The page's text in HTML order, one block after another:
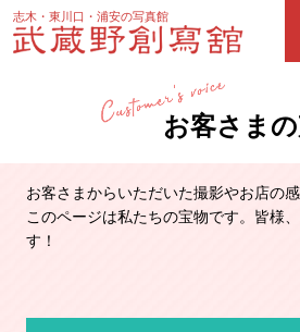
志木・東川口・浦安の写真館
お客さま
お客さまからいただいた撮影やお店の
このページは私たちの宝物です。皆様
す！